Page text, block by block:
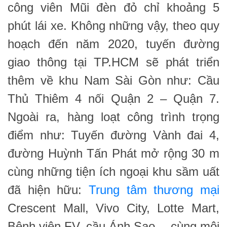
công viên Mũi đèn đỏ chỉ khoảng 5
phút lái xe. Không những vậy, theo quy
hoạch đến năm 2020, tuyến đường
giao thông tại TP.HCM sẽ phát triển
thêm về khu Nam Sài Gòn như: Cầu
Thủ Thiêm 4 nối Quận 2 – Quận 7.
Ngoài ra, hàng loạt công trình trọng
điểm như: Tuyến đường Vành đai 4,
đường Huỳnh Tấn Phát mở rộng 30 m
cùng những tiện ích ngoại khu sầm uất
đã hiện hữu: Trung tâm thương mại
Crescent Mall, Vivo City, Lotte Mart,